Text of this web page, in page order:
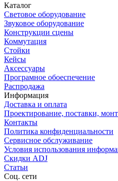
Каталог
Световое оборудование
Звуковое оборудование
Конструкции сцены
Коммутация
Стойки
Кейсы
Аксессуары
Програмное обоеспечение
Распродажа
Информация
Доставка и оплата
Проектирование, поставки,
Контакты
Политика конфиденциальности
Сервисное обслуживание
Условия использования
Скидки ADJ
Статьи
Соц. сети